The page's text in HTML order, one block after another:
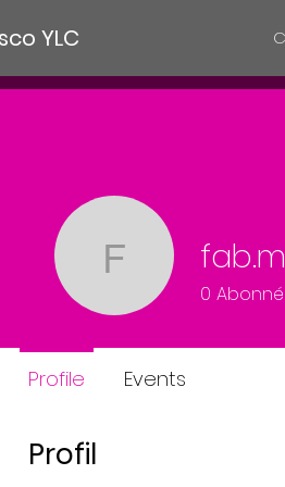
YLC
Profil
0 Abonné
Profile Events